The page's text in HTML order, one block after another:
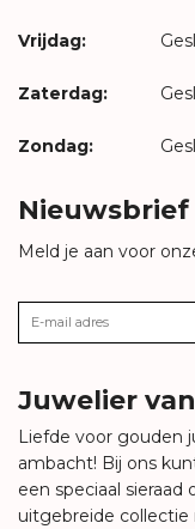
Vrijdag:
Zaterdag:
Zondag:
Nieuwsbrief
Meld je aan voor
Juwelier
Liefde voor gouden
ambacht! Bij ons
een speciaal
uitgebreide